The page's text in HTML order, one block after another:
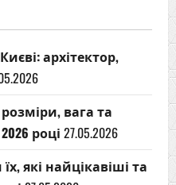
архітектор,
вага та
році 27.05.2026
які найцікавіші та